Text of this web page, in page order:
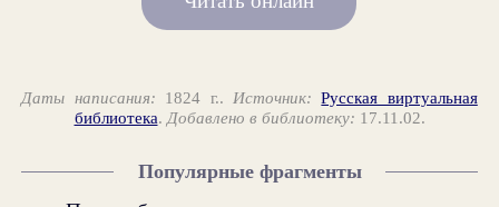
Даты написания: 1824 г.. Источник: Русская виртуальная
библиотека.Добавлено в библиотеку: 17.11.02.
Популярные фрагменты